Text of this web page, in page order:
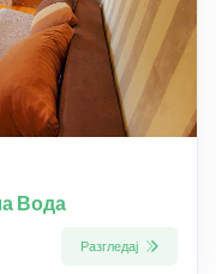
Вода
Разгледај